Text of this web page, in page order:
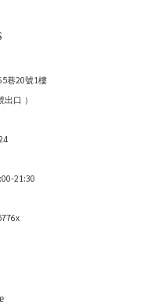
巷20號1樓
口 ）
21:30